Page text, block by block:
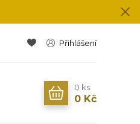
Přihlášení
0 ks
0 Kč